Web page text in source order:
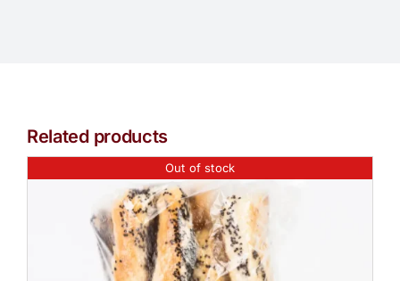
Related products
Out of stock